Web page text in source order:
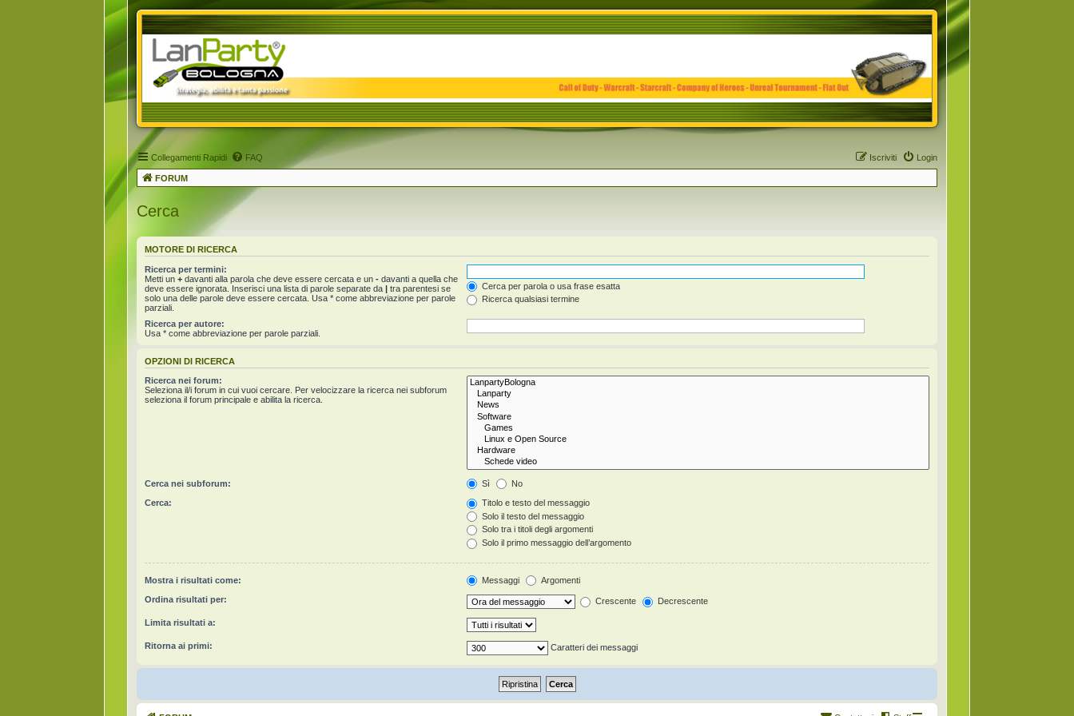
Collegamenti Rapidi FAQ Login
Iscriviti
FORUM
Cerca
MOTORE DI RICERCA
Ricerca per termini:
Metti un + davanti alla parola che deve essere cercata e un - davanti a quella che
deve essere ignorata. Inserisci una lista di parole separate da | tra parentesi se
solo una delle parole deve essere cercata. Usa * come abbreviazione per parole
parziali.
Cerca per parola o usa frase esatta
Ricerca qualsiasi termine
Ricerca per autore:
Usa * come abbreviazione per parole parziali.
OPZIONI DI RICERCA
Ricerca nei forum:
Seleziona il/i forum in cui vuoi cercare. Per velocizzare la ricerca nei subforum
seleziona il forum principale e abilita la ricerca.
Cerca nei subforum: Sì No
Cerca:
Titolo e testo del messaggio
Solo il testo del messaggio
Solo tra i titoli degli argomenti
Solo il primo messaggio dell’argomento
Mostra i risultati come: Messaggi Argomenti
Ordina risultati per: Crescente Decrescente
Limita risultati a:
Ritorna ai primi: Caratteri dei messaggi